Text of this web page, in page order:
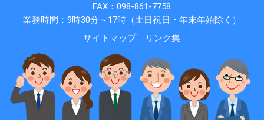
FAX：098-861-7758
業務時間：9時30分～17時（土日祝日・年末年始除く）
サイトマップ
リンク集